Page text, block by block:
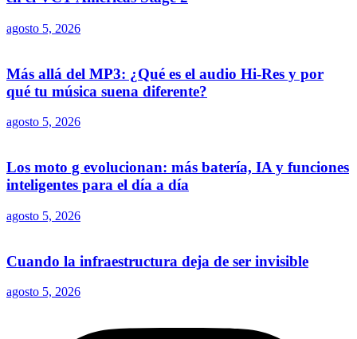
agosto 5, 2026
Más allá del MP3: ¿Qué es el audio Hi-Res y por
qué tu música suena diferente?
agosto 5, 2026
Los moto g evolucionan: más batería, IA y funciones
inteligentes para el día a día
agosto 5, 2026
Cuando la infraestructura deja de ser invisible
agosto 5, 2026